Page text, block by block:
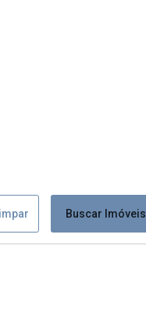
Buscar Imóveis